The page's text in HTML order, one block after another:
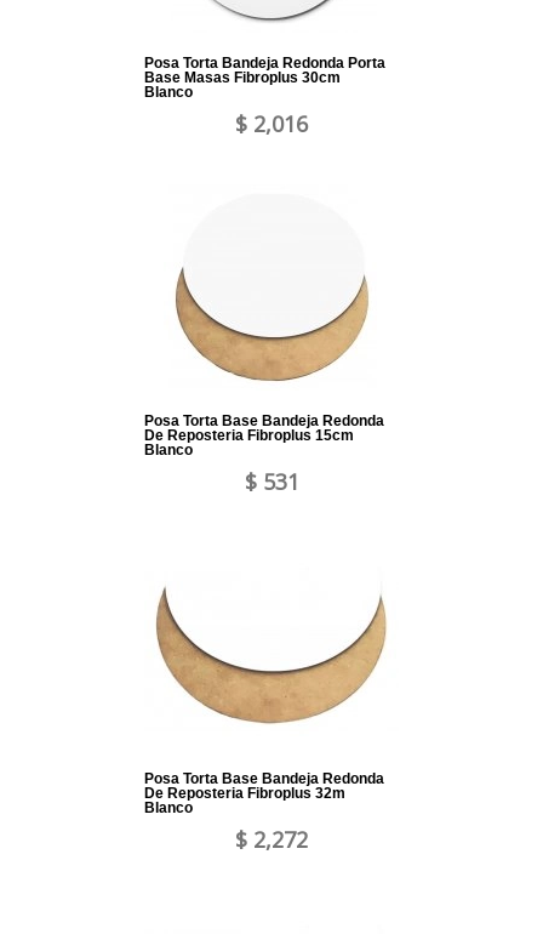
Posa Torta Bandeja Redonda Porta
Base Masas Fibroplus 30cm
Blanco
$ 2,016
Posa Torta Base Bandeja Redonda
De Reposteria Fibroplus 15cm
Blanco
$ 531
Posa Torta Base Bandeja Redonda
De Reposteria Fibroplus 32m
Blanco
$ 2,272